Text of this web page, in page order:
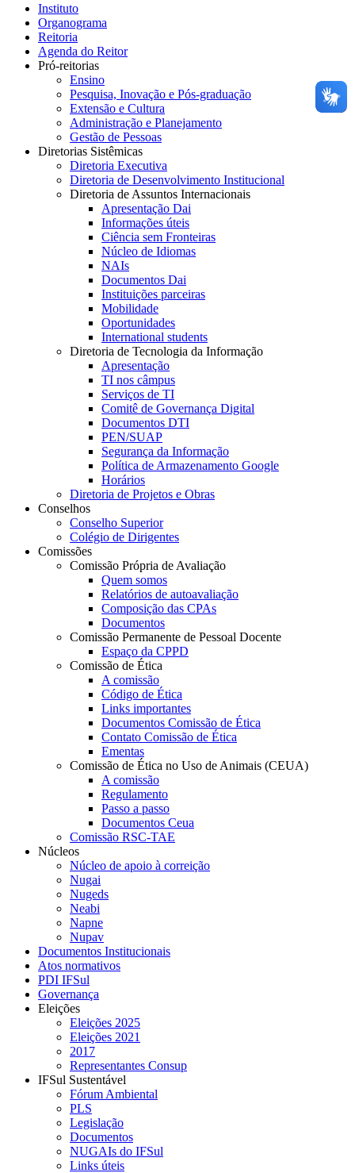
Instituto
Organograma
Reitoria
Agenda do Reitor
Pró-reitorias
Ensino
Pesquisa, Inovação e Pós-graduação
Extensão e Cultura
Administração e Planejamento
Gestão de Pessoas
Diretorias Sistêmicas
Diretoria Executiva
Diretoria de Desenvolvimento Institucional
Diretoria de Assuntos Internacionais
Apresentação Dai
Informações úteis
Ciência sem Fronteiras
Núcleo de Idiomas
NAIs
Documentos Dai
Instituições parceiras
Mobilidade
Oportunidades
International students
Diretoria de Tecnologia da Informação
Apresentação
TI nos câmpus
Serviços de TI
Comitê de Governança Digital
Documentos DTI
PEN/SUAP
Segurança da Informação
Política de Armazenamento Google
Horários
Diretoria de Projetos e Obras
Conselhos
Conselho Superior
Colégio de Dirigentes
Comissões
Comissão Própria de Avaliação
Quem somos
Relatórios de autoavaliação
Composição das CPAs
Documentos
Comissão Permanente de Pessoal Docente
Espaço da CPPD
Comissão de Ética
A comissão
Código de Ética
Links importantes
Documentos Comissão de Ética
Contato Comissão de Ética
Ementas
Comissão de Ética no Uso de Animais (CEUA)
A comissão
Regulamento
Passo a passo
Documentos Ceua
Comissão RSC-TAE
Núcleos
Núcleo de apoio à correição
Nugai
Nugeds
Neabi
Napne
Nupav
Documentos Institucionais
Atos normativos
PDI IFSul
Governança
Eleições
Eleições 2025
Eleições 2021
2017
Representantes Consup
IFSul Sustentável
Fórum Ambiental
PLS
Legislação
Documentos
NUGAIs do IFSul
Links úteis